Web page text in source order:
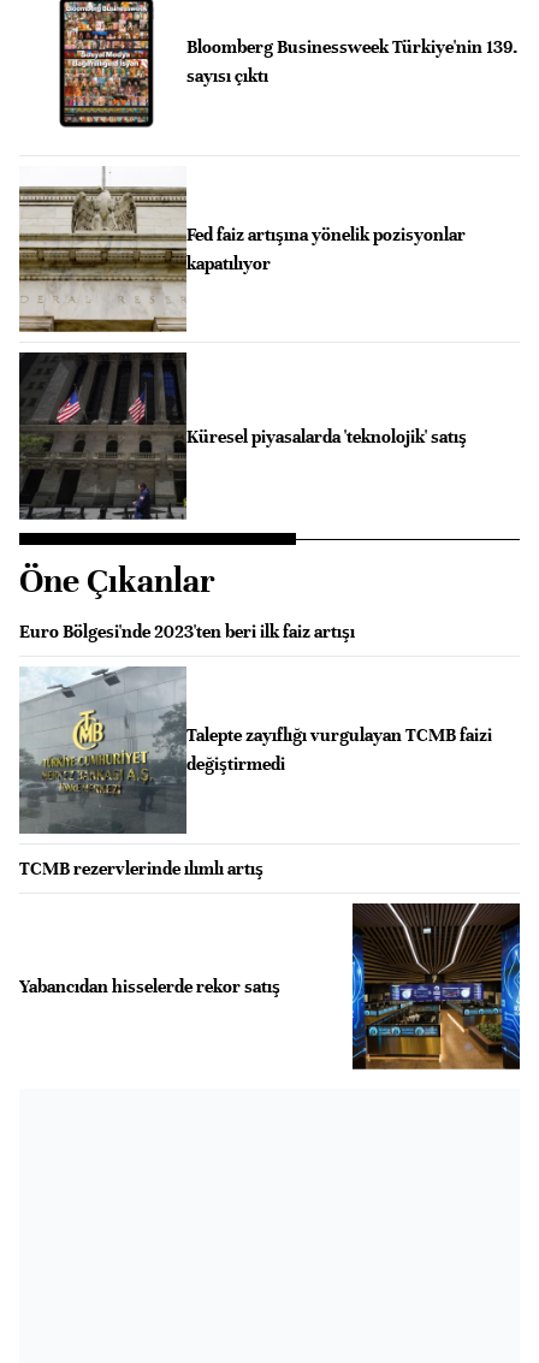
Bloomberg Businessweek Türkiye'nin 139.
sayısı çıktı
Fed faiz artışına yönelik pozisyonlar
kapatılıyor
Küresel piyasalarda 'teknolojik' satış
Öne Çıkanlar
Euro Bölgesi'nde 2023'ten beri ilk faiz artışı
Talepte zayıflığı vurgulayan TCMB faizi
değiştirmedi
TCMB rezervlerinde ılımlı artış
Yabancıdan hisselerde rekor satış